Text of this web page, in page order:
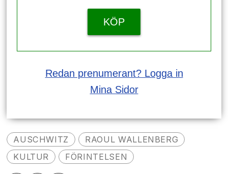
KÖP
Redan prenumerant? Logga in
Mina Sidor
AUSCHWITZ
RAOUL WALLENBERG
KULTUR
FÖRINTELSEN